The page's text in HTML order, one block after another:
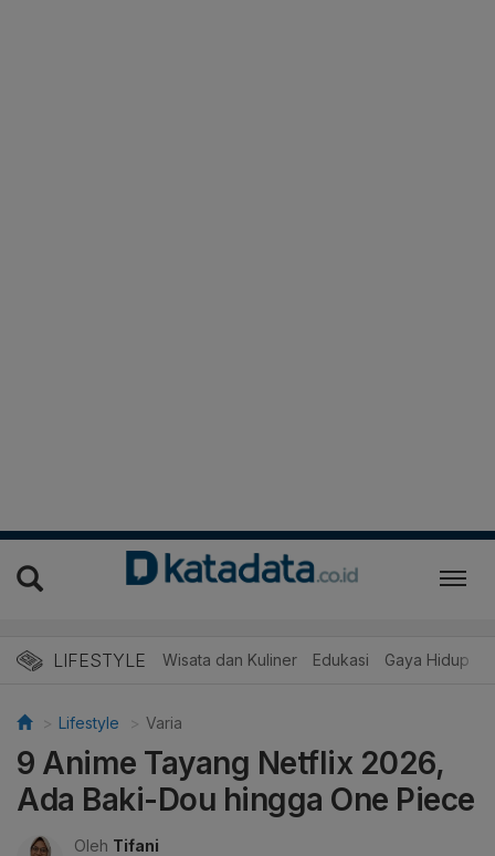
LIFESTYLE Wisata dan Kuliner Edukasi Gaya Hidup
Lifestyle Varia
9 Anime Tayang Netflix 2026,
Ada Baki-Dou hingga One Piece
Oleh Tifani